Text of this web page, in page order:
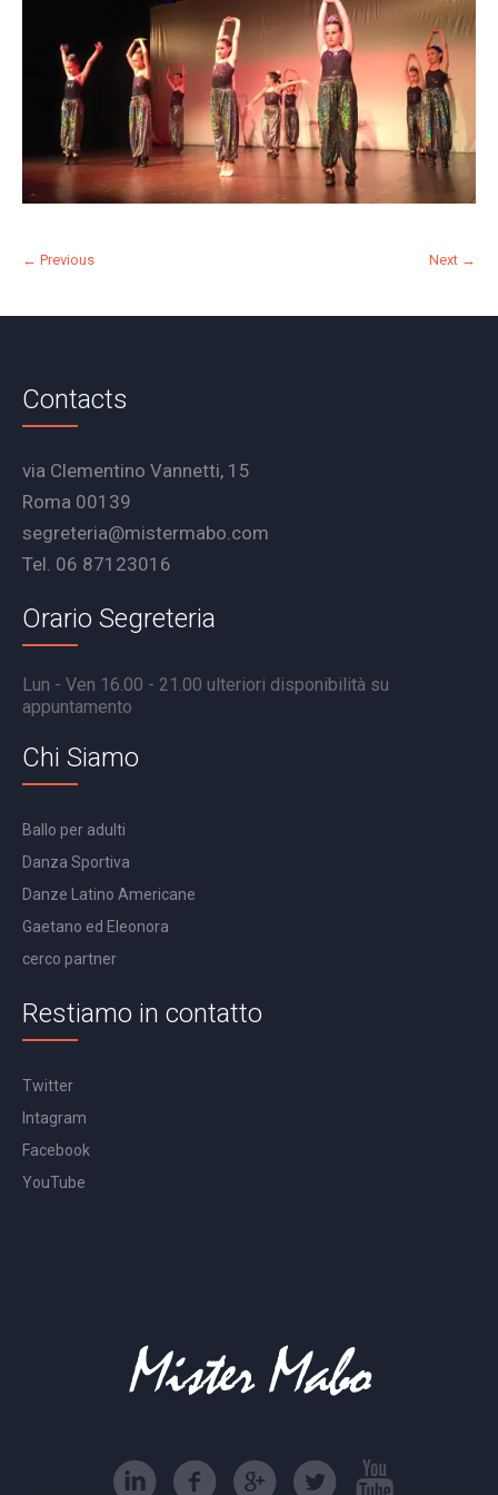
← Previous Next →
Contacts
via Clementino Vannetti, 15
Roma 00139
segreteria@mistermabo.com
Tel. 06 87123016
Orario Segreteria
Lun - Ven 16.00 - 21.00 ulteriori disponibilità su
appuntamento
Chi Siamo
Ballo per adulti
Danza Sportiva
Danze Latino Americane
Gaetano ed Eleonora
cerco partner
Restiamo in contatto
Twitter
Intagram
Facebook
YouTube